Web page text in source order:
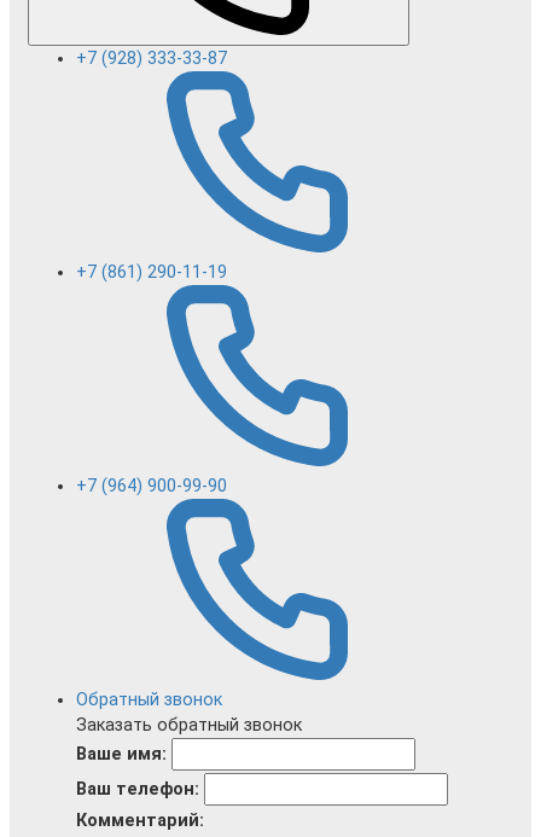
+7 (928) 333-33-87
+7 (861) 290-11-19
+7 (964) 900-99-90
Обратный звонок
Заказать обратный звонок
Ваше имя:
Ваш телефон:
Комментарий: